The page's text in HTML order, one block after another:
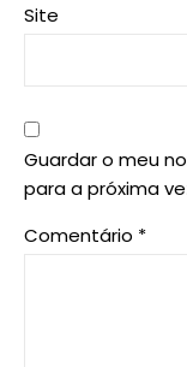
Site
Guardar o meu
para a próxima
Comentário *